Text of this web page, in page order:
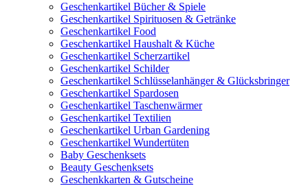
Geschenkartikel Bücher & Spiele
Geschenkartikel Spirituosen & Getränke
Geschenkartikel Food
Geschenkartikel Haushalt & Küche
Geschenkartikel Scherzartikel
Geschenkartikel Schilder
Geschenkartikel Schlüsselanhänger & Glücksbringer
Geschenkartikel Spardosen
Geschenkartikel Taschenwärmer
Geschenkartikel Textilien
Geschenkartikel Urban Gardening
Geschenkartikel Wundertüten
Baby Geschenksets
Beauty Geschenksets
Geschenkkarten & Gutscheine